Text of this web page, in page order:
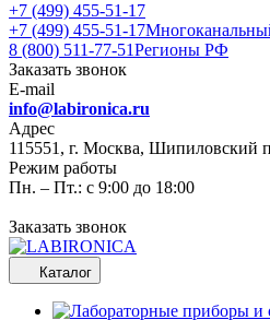
+7 (499) 455-51-17
+7 (499) 455-51-17
8 (800) 511-77-51Регионы РФ
Заказать звонок
E-mail
info@labironica.ru
Адрес
115551, г. Москва,
Режим работы
Пн. – Пт.: с 9:00 до 18:00
Заказать звонок
Каталог